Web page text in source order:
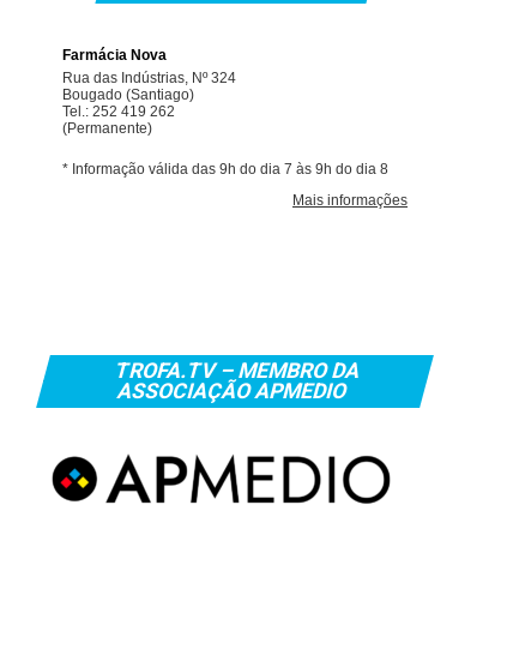
TROFA.TV – MEMBRO DA
ASSOCIAÇÃO APMEDIO